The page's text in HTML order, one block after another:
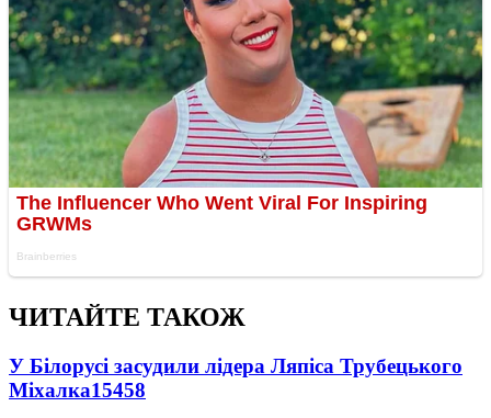
ЧИТАЙТЕ ТАКОЖ
У Білорусі засудили лідера Ляпіса Трубецького
Міхалка15458